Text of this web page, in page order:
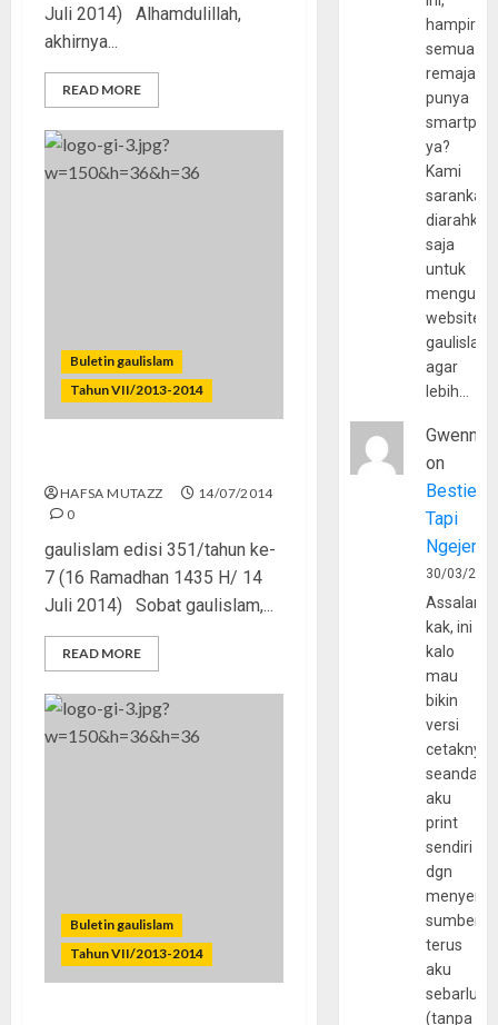
Juli 2014) Alhamdulillah,
akhirnya...
READ MORE
Buletin gaulislam
Tahun VII/2013-2014
HAFSA MUTAZZ
14/07/2014
0
gaulislam edisi 351/tahun ke-
7 (16 Ramadhan 1435 H/ 14
Juli 2014) Sobat gaulislam,...
READ MORE
Buletin gaulislam
Tahun VII/2013-2014
hampir
semua
remaja
punya
ya?
Kami
sarankan,
diarahkan
saja
untuk
website
agar
lebih…
Gwenny
on
Bestie
Tapi
30/03/
kak, ini
kalo
mau
bikin
versi
cetaknya
aku
print
sendiri
dgn
sumber
terus
aku
(tanpa